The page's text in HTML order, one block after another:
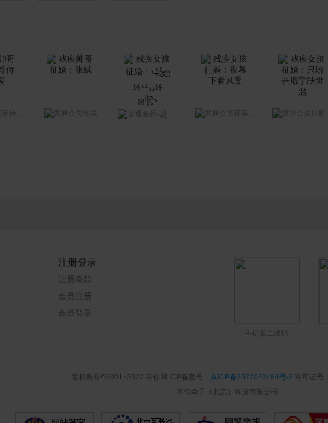
等侍你的爱 张斌 ꧁ஐ环⁹²₀₂环ஐ꧂ 夜幕下看风景
注册登录
注册条款
会员注册
会员登录
手机版二维码
版权所有©2001~2020 等你网 ICP备案号： 京ICP备2022022494号-3 许可证号：
等你牵手（北京）科技有限公司